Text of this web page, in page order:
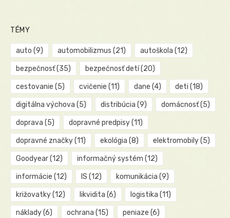
TÉMY
auto (9) automobilizmus (21) autoškola (12)
bezpečnosť(35) bezpečnosť detí(20)
cestovanie (5) cvičenie (11) dane (4) deti (18)
digitálna výchova (5) distribúcia (9) domácnosť(5)
doprava (5) dopravné predpisy(11)
dopravné značky(11) ekológia (8) elektromobily(5)
Goodyear(12) informačný systém (12)
informácie (12) IS (12) komunikácia (9)
križovatky(12) likvidita (6) logistika (11)
náklady(6) ochrana (15) peniaze (6)